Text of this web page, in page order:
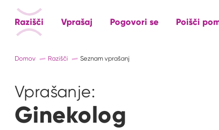
Razišči Vprašaj Pogovori se Poišči
Domov Razišči Seznam vprašanj
Vprašanje:
Ginekolog